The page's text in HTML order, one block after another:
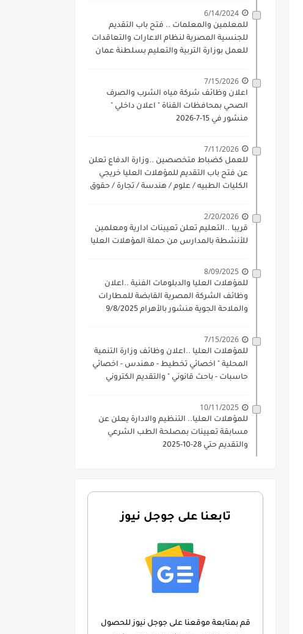
6/14/2024
للمعلمين والمعلمات .. فتح باب التقديم
للجنسية المصرية لنظام الاعارات والتعاقدات
للعمل بوزارة التربية والتعليم بسلطنة عمان
7/15/2026
اعلان وظائف شركة مياه الشرب والصرف
الصحي بمحافظات القناة " اعلان داخلي "
منشور في 15-7-2026
7/11/2026
للعمل كضباط متخصصين ..وزارة الدفاع تعلن
عن فتح باب التقديم للمؤهلات العليا خريجي
الكليات الطبيه / علوم / هندسة / تجارة / حقوق
2/20/2026
قريبا ..التعليم تعلن تعيينات ادارية ومعلمين
للأنشطة بالمدارس من حملة المؤهلات العليا
8/09/2025
للمؤهلات العليا والدبلومات الفنية ..اعلان
وظائف الشركة المصرية القابضة للمطارات
والملاحة الجوية منشور بالأهرام 9/8/2025
7/15/2026
للمؤهلات العليا ..اعلان وظائف وزارة التنمية
المحلية " اخصائي تخطيط - مهندس - اخصائي
حاسبات - باحث قانوني " والتقديم الكتروني
10/11/2025
للمؤهلات العليا.. التنظيم والادارة يعلن عن
مسابقة تعيينات بمصلحة الطب الشرعي
والتقديم حتي 28-10-2025
تابعنا على جوجل نيوز
قم بمتابعة موقعنا على جوجل نيوز للحصول